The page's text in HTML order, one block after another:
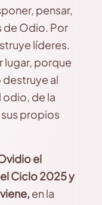
pensar,
de Odio. Por
líderes.
lugar, porque
destruye al
odio, de la
propios
el
Ciclo 2025 y
en la